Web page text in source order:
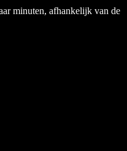
minuten, afhankelijk van de